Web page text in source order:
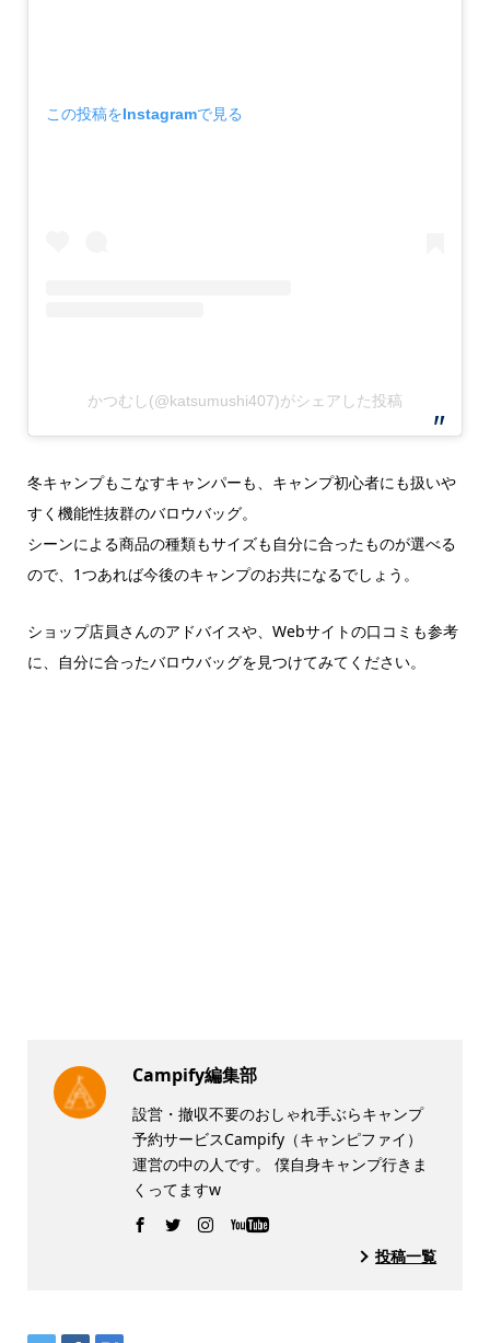
この投稿をInstagramで見る
かつむし(@katsumushi407)がシェアした投稿
冬キャンプもこなすキャンパーも、キャンプ初心者にも扱いや
すく機能性抜群のバロウバッグ。
シーンによる商品の種類もサイズも自分に合ったものが選べる
ので、1つあれば今後のキャンプのお共になるでしょう。
ショップ店員さんのアドバイスや、Webサイトの口コミも参考
に、自分に合ったバロウバッグを見つけてみてください。
Campify編集部
設営・撤収不要のおしゃれ手ぶらキャンプ
予約サービスCampify（キャンピファイ）
運営の中の人です。 僕自身キャンプ行きま
くってますw
投稿一覧